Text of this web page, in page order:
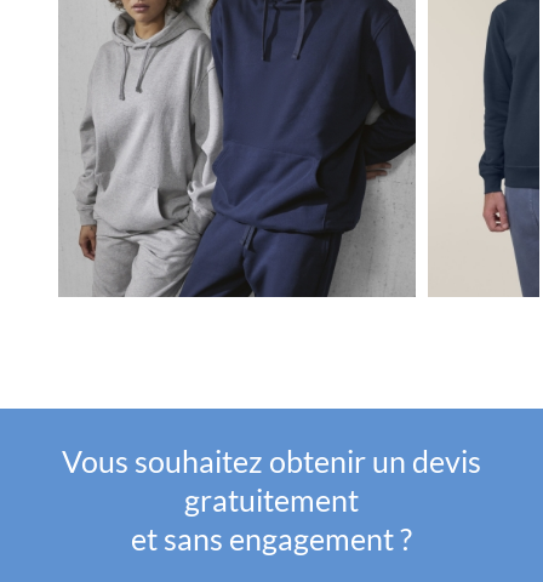
Vous souhaitez obtenir un devis
gratuitement
et sans engagement ?